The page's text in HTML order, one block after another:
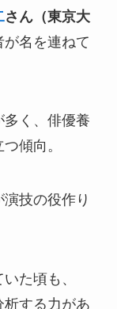
さん（東京大
名を連ねて
く、俳優養
傾向。
技の役作り
た頃も、
析する力があ